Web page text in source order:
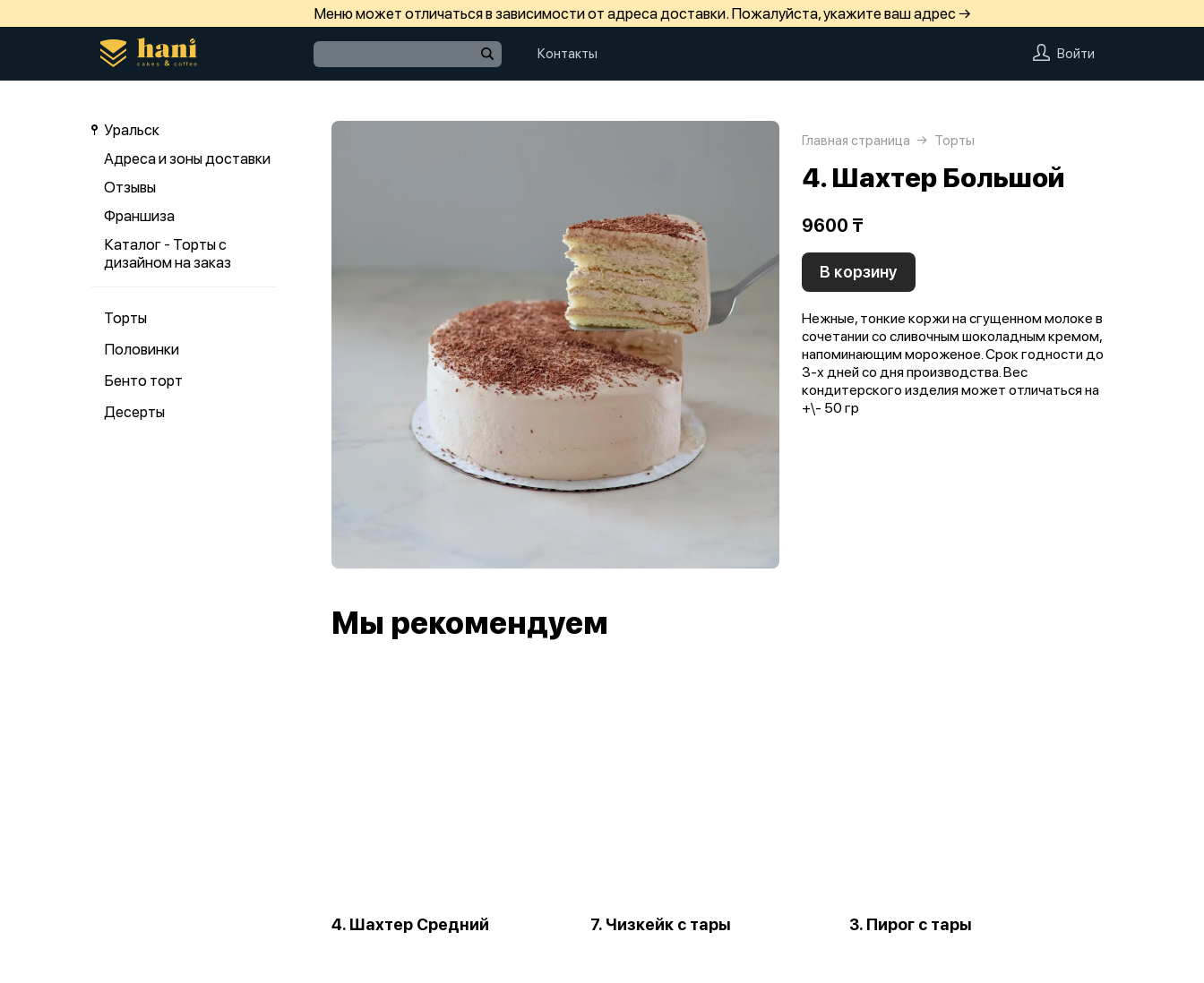
Меню может отличаться в зависимости от адреса доставки. Пожалуйста, укажите ваш адрес →
Контакты Войти
Уральск
Адреса и зоны доставки
Отзывы
Франшиза
Каталог - Торты с
дизайном на заказ
Торты
Половинки
Бенто торт
Десерты
Главная страница Торты
4. Шахтер Большой
9600 ₸
В корзину
Нежные, тонкие коржи на сгущенном молоке в
сочетании со сливочным шоколадным кремом,
напоминающим мороженое. Срок годности до
3-х дней со дня производства. Вес
кондитерского изделия может отличаться на
+\- 50 гр
Мы рекомендуем
4. Шахтер Средний 7. Чизкейк с тары 3. Пирог с тары